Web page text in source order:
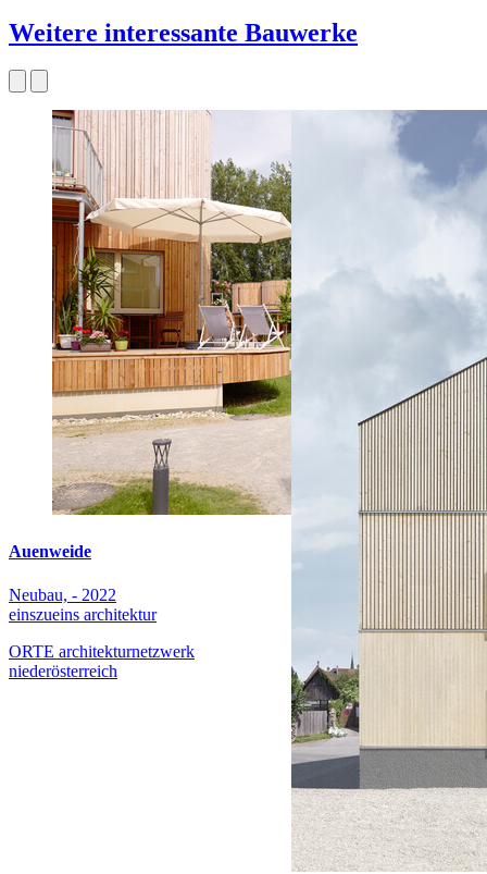
Weitere interessante Bauwerke
Auenweide
Neubau, - 2022
einszueins architektur
ORTE architekturnetzwerk
niederösterreich